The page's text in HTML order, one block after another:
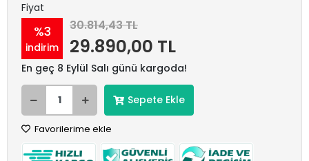
Fiyat
%3
indirim
30.814,43 TL
29.890,00 TL
En geç 8 Eylül Salı günü kargoda!
Sepete Ekle
Favorilerime ekle